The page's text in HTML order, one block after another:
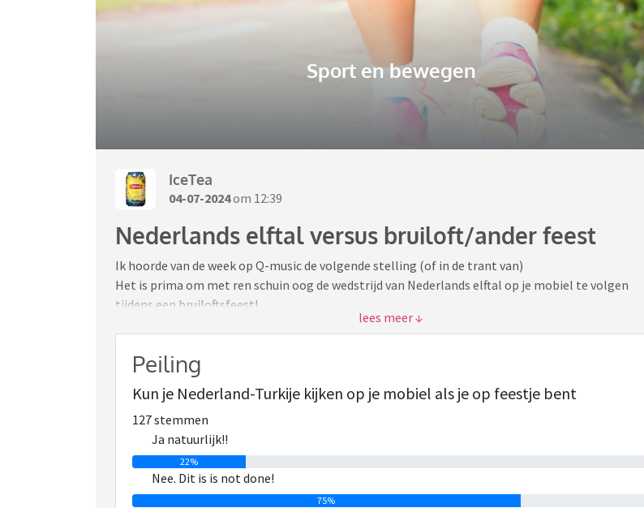
Sport en bewegen
IceTea
04-07-2024om 12:39
Nederlands elftal versus bruiloft/ander feest
Ik hoorde van de week op Q-music de volgende stelling (of in de trant van)
Het is prima om met ren schuin oog de wedstrijd van Nederlands elftal op je mobiel te volgen
tijdens een bruiloftsfeest!
staan. En elk feestje, (als leerkracht verplicht aanwezig zijn op de) musicalavond op school of
gepland etentje krijgt van mij een 'is goed, mits Nederland niet speelt' als antwoord.
Maar qua bruiloft vind ik het lastig. Nu is zaterdag de kwartfinale tegen Turkije en je zal maar als
gast op een bruilof of ander feestje zitten. Hoe denk jij hierover? Kun je het maken om voetbal te
kijken?
Peiling
Kun je Nederland-Turkije kijken op je mobiel als je op feestje bent
127 stemmen
Ja natuurlijk!!
22%
Nee. Dit is is not done!
75%